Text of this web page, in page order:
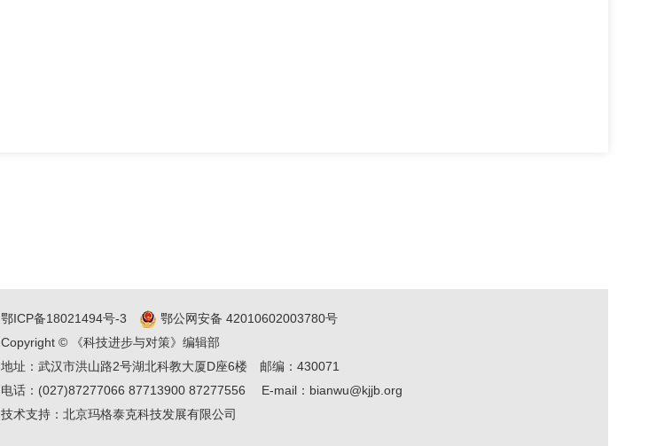
鄂ICP备18021494号-3
鄂公网安备 42010602003780号
Copyright © 《科技进步与对策》编辑部
地址：武汉市洪山路2号湖北科教大厦D座6楼 邮编：430071
电话：(027)87277066 87713900 87277556
E-mail：bianwu@kjjb.org
技术支持： 北京玛格泰克科技发展有限公司